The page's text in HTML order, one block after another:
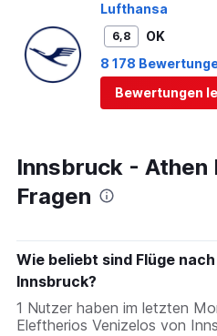
Lufthansa
6,8
OK
8 178
Bewertungen
Innsbruck -
Fragen
Wie beliebt sind Flüge
Innsbruck?
1 Nutzer haben im letzten
Eleftherios Venizelos von